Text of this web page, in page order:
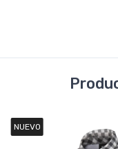
NUEVO